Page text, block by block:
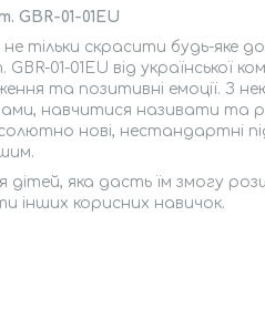
GBR-01-01EU
тільки скрасити будь-яке
01-01EU від української
та позитивні емоції. З
навчитися називати та
нові, нестандартні
дітей, яка дасть їм змогу
інших корисних навичок.